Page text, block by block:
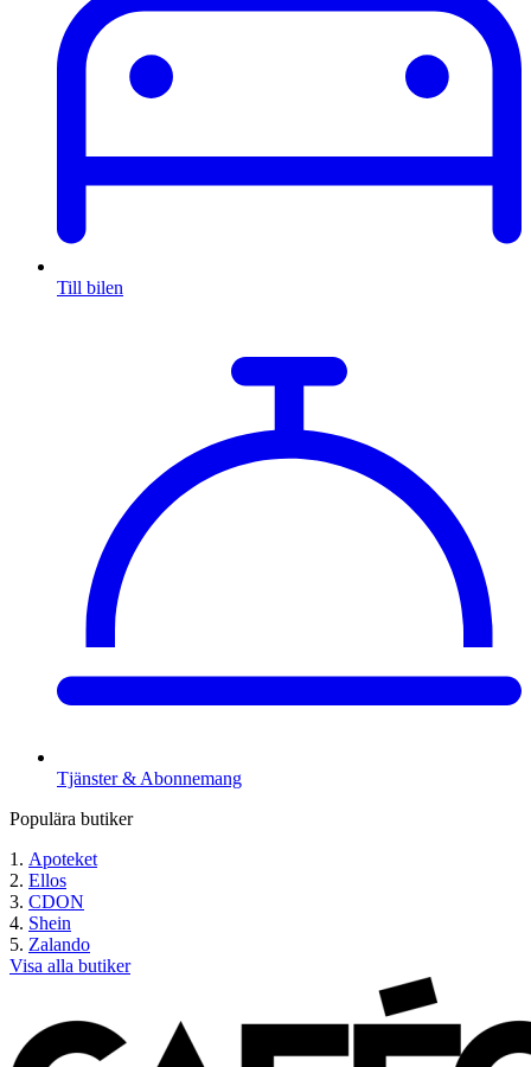
Till bilen
Tjänster & Abonnemang
Populära butiker
Apoteket
Ellos
CDON
Shein
Zalando
Visa alla butiker